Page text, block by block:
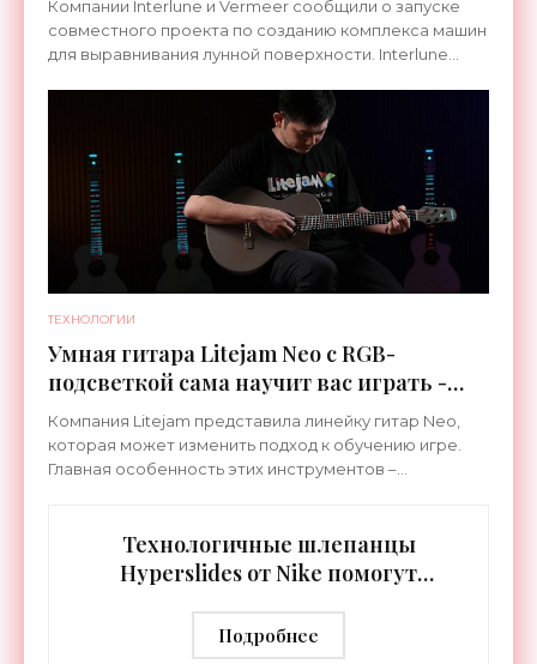
Компании Interlune и Vermeer сообщили о запуске
совместного проекта по созданию комплекса машин
для выравнивания лунной поверхности. Interlune
ТЕХНОЛОГИИ
Умная гитара Litejam Neo с RGB-
подсветкой сама научит вас играть -
«Гаджеты»
Компания Litejam представила линейку гитар Neo,
которая может изменить подход к обучению игре.
Главная особенность этих инструментов –
Технологичные шлепанцы
Hyperslides от Nike помогут
тренировки - «Гаджеты»
Подробнее